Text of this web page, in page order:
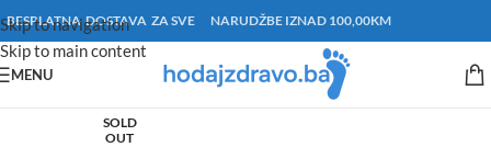
Skip to navigation
Skip to main content
BESPLATNA DOSTAVA ZA SVE NARUDŽBE IZNAD 100,00KM
MENU
SOLD
OUT